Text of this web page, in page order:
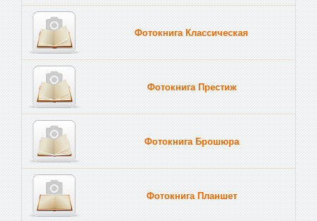
Фотокнига Классическая
Фотокнига Престиж
Фотокнига Брошюра
Фотокнига Планшет